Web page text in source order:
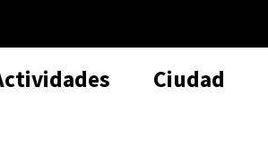
Ciudad